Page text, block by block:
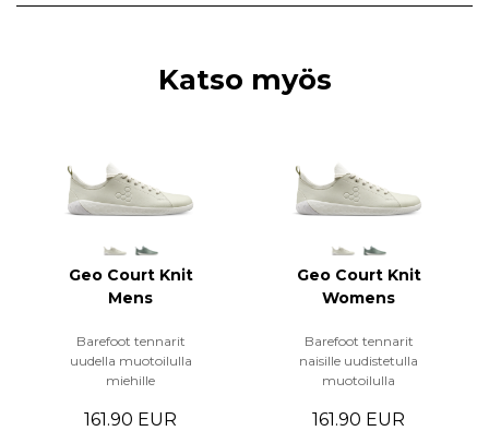
Katso myös
Geo Court Knit
Mens
Barefoot tennarit
uudella muotoilulla
miehille
161.90 EUR
Geo Court Knit
Womens
Barefoot tennarit
naisille uudistetulla
muotoilulla
161.90 EUR